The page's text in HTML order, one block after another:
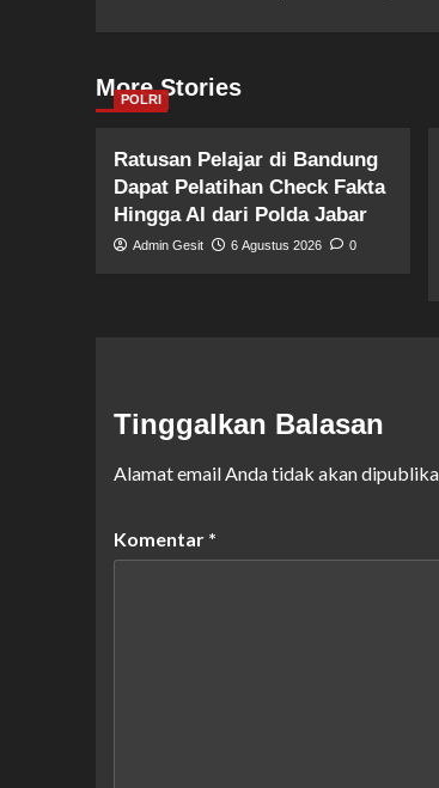
More Stories
POLRI
Ratusan Pelajar di Bandung
Dapat Pelatihan Check Fakta
Hingga AI dari Polda Jabar
Admin Gesit 6 Agustus 2026 0
Tinggalkan Balasan
Alamat email Anda tidak akan
Komentar *